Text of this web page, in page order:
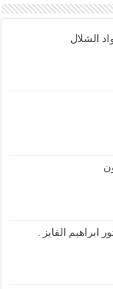
الشلال
ابراهيم الفايز .